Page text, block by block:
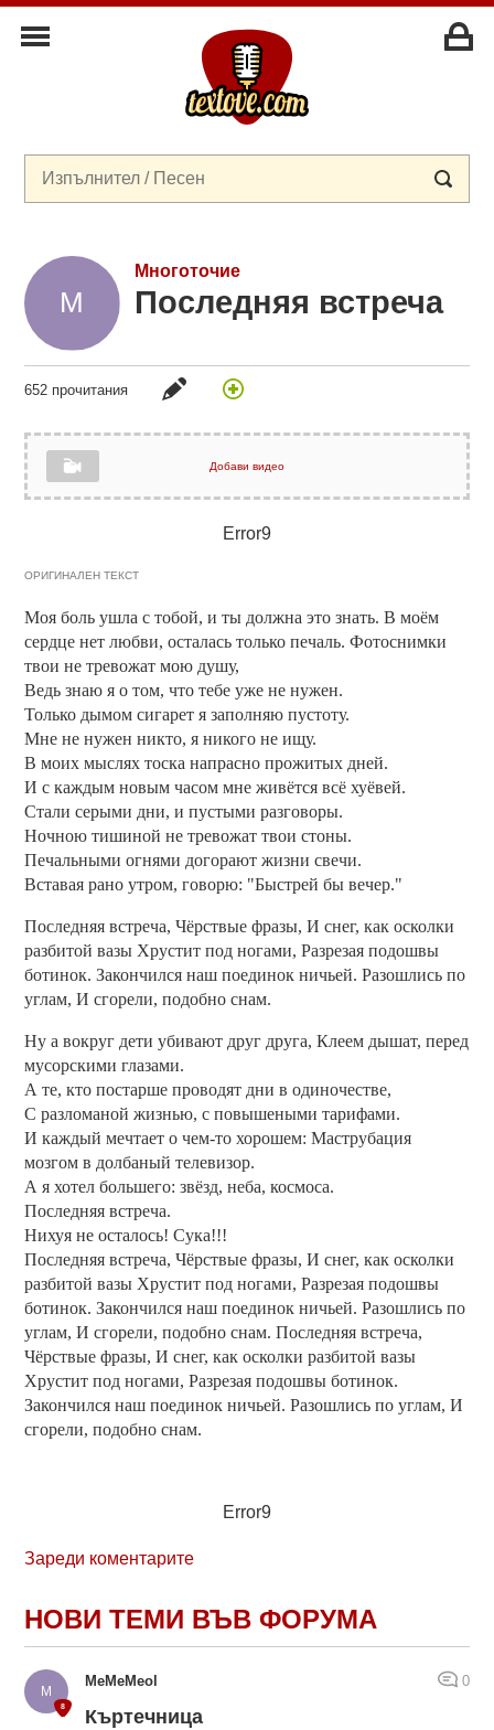
Многоточие
Последняя встреча
652 прочитания
Добави видео
Error9
ОРИГИНАЛЕН ТЕКСТ
Моя боль ушла с тобой, и ты должна это знать. В моём
сердце нет любви, осталась только печаль. Фотоснимки
твои не тревожат мою душу,
Ведь знаю я о том, что тебе уже не нужен.
Только дымом сигарет я заполняю пустоту.
Мне не нужен никто, я никого не ищу.
В моих мыслях тоска напрасно прожитых дней.
И с каждым новым часом мне живётся всё хуёвей.
Стали серыми дни, и пустыми разговоры.
Ночною тишиной не тревожат твои стоны.
Печальными огнями догорают жизни свечи.
Вставая рано утром, говорю: "Быстрей бы вечер."
Последняя встреча, Чёрствые фразы, И снег, как осколки
разбитой вазы Хрустит под ногами, Разрезая подошвы
ботинок. Закончился наш поединок ничьей. Разошлись по
углам, И сгорели, подобно снам.
Ну а вокруг дети убивают друг друга, Клеем дышат, перед
мусорскими глазами.
А те, кто постарше проводят дни в одиночестве,
С разломаной жизнью, с повышеными тарифами.
И каждый мечтает о чем-то хорошем: Маструбация
мозгом в долбаный телевизор.
А я хотел большего: звёзд, неба, космоса.
Последняя встреча.
Нихуя не осталось! Сука!!!
Последняя встреча, Чёрствые фразы, И снег, как осколки
разбитой вазы Хрустит под ногами, Разрезая подошвы
ботинок. Закончился наш поединок ничьей. Разошлись по
углам, И сгорели, подобно снам. Последняя встреча,
Чёрствые фразы, И снег, как осколки разбитой вазы
Хрустит под ногами, Разрезая подошвы ботинок.
Закончился наш поединок ничьей. Разошлись по углам, И
сгорели, подобно снам.
Error9
Зареди коментарите
НОВИ ТЕМИ ВЪВ ФОРУМА
MeMeMeol 0
Къртечница